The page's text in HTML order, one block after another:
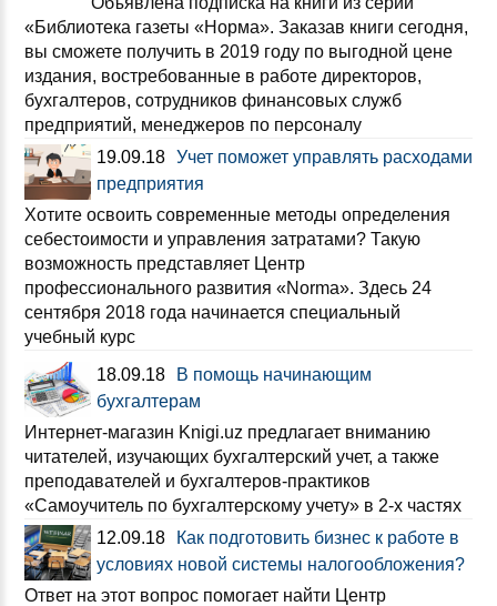
«Библиотека газеты «Норма». Заказав книги сегодня,
вы сможете получить в 2019 году по выгодной цене
издания, востребованные в работе директоров,
бухгалтеров, сотрудников финансовых служб
предприятий, менеджеров по персоналу
19.09.18 Учет поможет управлять расходами
предприятия
Хотите освоить современные методы определения
себестоимости и управления затратами? Такую
возможность представляет Центр
профессионального развития «Norma». Здесь 24
сентября 2018 года начинается специальный
учебный курс
18.09.18
В помощь начинающим
бухгалтерам
Интернет-магазин Knigi.uz предлагает вниманию
читателей, изучающих бухгалтерский учет, а также
преподавателей и бухгалтеров-практиков
«Самоучитель по бухгалтерскому учету» в 2-х частях
12.09.18
Как подготовить бизнес к работе в
условиях новой системы налогообложения?
Ответ на этот вопрос помогает найти Центр